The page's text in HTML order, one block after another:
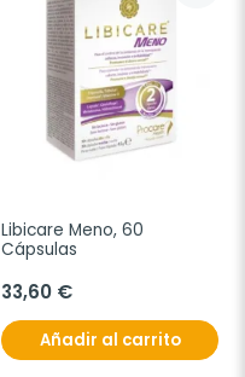
Libicare Meno, 60
Cápsulas
33,60 €
Añadir al carrito